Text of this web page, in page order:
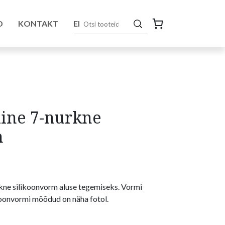
KONTAKT EN
7-nurkne
silikoonvorm aluse tegemiseks. Vormi
mõõdud on näha fotol.